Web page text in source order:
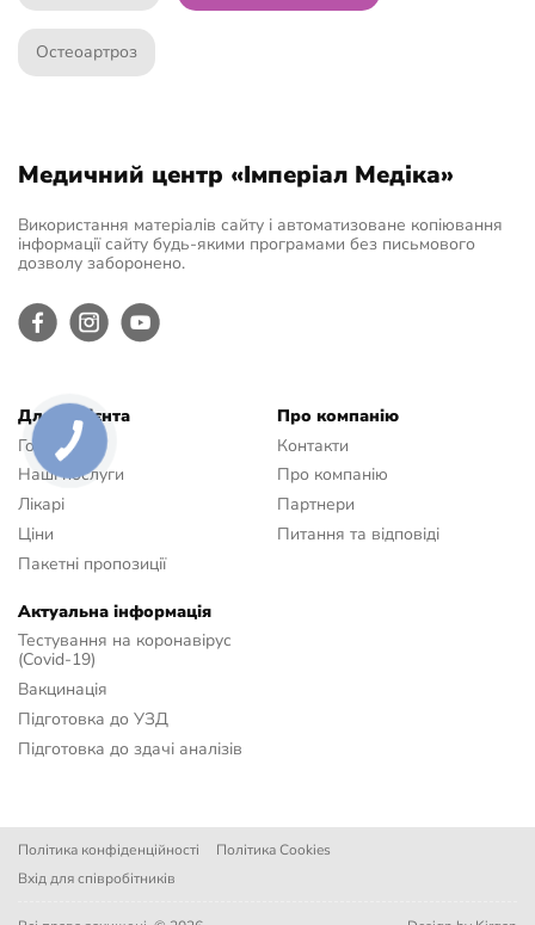
Остеоартроз
Медичний центр «Імперіал Медіка»
Використання матеріалів сайту і автоматизоване копіювання
інформації сайту будь-якими програмами без письмового
дозволу заборонено.
Для пацієнта
Головна
Наші послуги
Лікарі
Ціни
Пакетні пропозиції
Про компанію
Контакти
Про компанію
Партнери
Питання та відповіді
Актуальна інформація
Тестування на коронавірус
(Covid-19)
Вакцинація
Підготовка до УЗД
Підготовка до здачі аналізів
Політика конфіденційності
Політика Сookies
Вхід для співробітників